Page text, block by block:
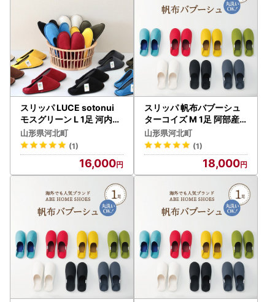
様事由による返送、劣化については、再送を承ることができ
ませんのでご了承ください。
・寄附者の都合（長期不在や転居先不明等）により返礼品が
お届けできず、配送業者の保管期限も切れてしまった場合
は、返礼品が破棄される場合がございますのでご注意くださ
い。
【寄附金受領証明書】
返礼品とは別に、入金確認後、お申込み時記載の寄附者様ご
住所に2週間程度で郵送いたします。
【ワンストップ特例申請書】
「希望する」にチェックをいただいた方に、寄附金受領証明
書とともにお送りいたします。
※寄附申込みのキャンセル、返礼品の変更・返品はできませ
※お礼の品は協力事業者から直接発送いたします。発送のた
めに、協力事業者にも氏名・住所・電話番号の情報を提供し
ておりますので、予めご了承ください。
※ふるさと納税をされた方が受け取られた返礼品について
は、一時所得として課税対象となる場合がございます。
スリッパ LUCE sotonui
モスグリーン L 1足 河内ス
リッパ
山形県河北町
(1)
16,000
スリッパ 帆布バブーシュ
ターコイズ M 1足 阿部産
業 スリッパ
山形県河北町
(1)
18,000